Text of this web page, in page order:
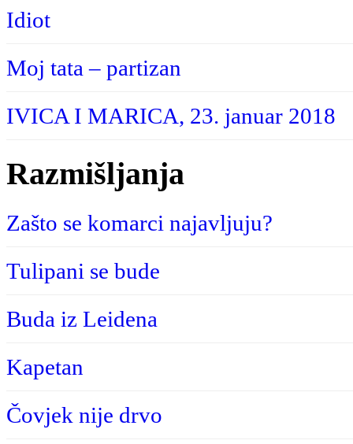
Idiot
Moj tata – partizan
IVICA I MARICA, 23. januar 2018
Razmišljanja
Zašto se komarci najavljuju?
Tulipani se bude
Buda iz Leidena
Kapetan
Čovjek nije drvo